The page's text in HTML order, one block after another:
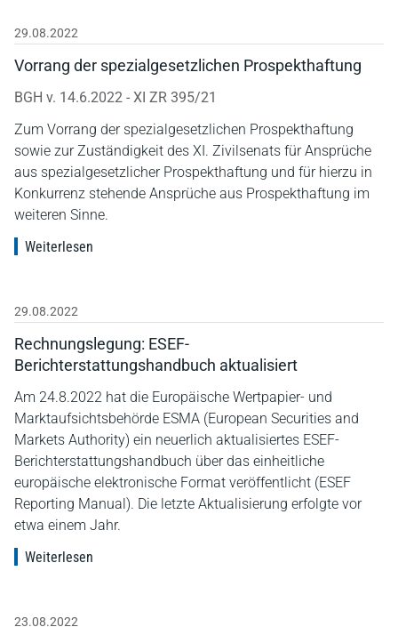
29.08.2022
Vorrang der spezialgesetzlichen Prospekthaftung
BGH v. 14.6.2022 - XI ZR 395/21
Zum Vorrang der spezialgesetzlichen Prospekthaftung
sowie zur Zuständigkeit des XI. Zivilsenats für Ansprüche
aus spezialgesetzlicher Prospekthaftung und für hierzu in
Konkurrenz stehende Ansprüche aus Prospekthaftung im
weiteren Sinne.
Weiterlesen
29.08.2022
Rechnungslegung: ESEF-
Berichterstattungshandbuch aktualisiert
Am 24.8.2022 hat die Europäische Wertpapier- und
Marktaufsichtsbehörde ESMA (European Securities and
Markets Authority) ein neuerlich aktualisiertes ESEF-
Berichterstattungshandbuch über das einheitliche
europäische elektronische Format veröffentlicht (ESEF
Reporting Manual). Die letzte Aktualisierung erfolgte vor
etwa einem Jahr.
Weiterlesen
23.08.2022